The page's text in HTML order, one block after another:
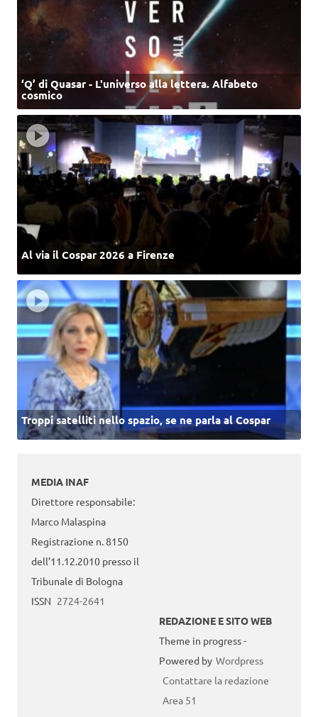
‘Q’ di Quasar - L'universo alla lettera. Alfabeto
cosmico
Al via il Cospar 2026 a Firenze
Troppi satelliti nello spazio, se ne parla al Cospar
MEDIA INAF
Direttore responsabile:
Marco Malaspina
Registrazione n. 8150
dell’11.12.2010 presso il
Tribunale di Bologna
ISSN 2724-2641
REDAZIONE E SITO WEB
Theme in progress -
Powered by Wordpress
Contattare la redazione
Area 51